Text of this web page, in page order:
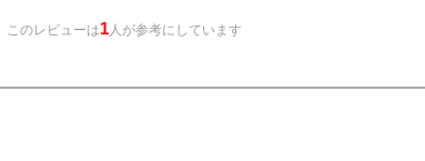
このレビューは1人が参考にしています